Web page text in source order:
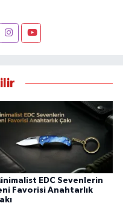
EDC Sevenlerin
Favorisi Anahtarlık